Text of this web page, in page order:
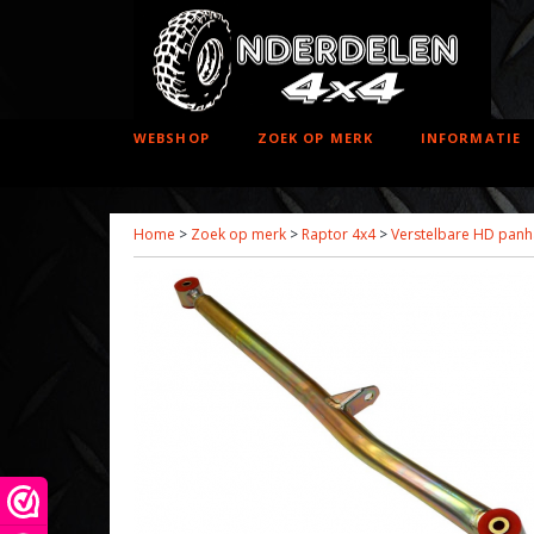
WEBSHOP ZOEK OP MERK INFORMATIE
Home > Zoek op merk > Raptor 4x4>Verstelbare HD